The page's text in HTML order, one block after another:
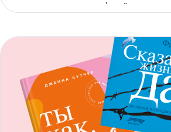
с доступом офлайн